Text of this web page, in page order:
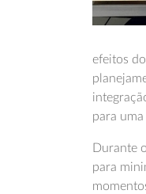
efeitos
para
Durante
para